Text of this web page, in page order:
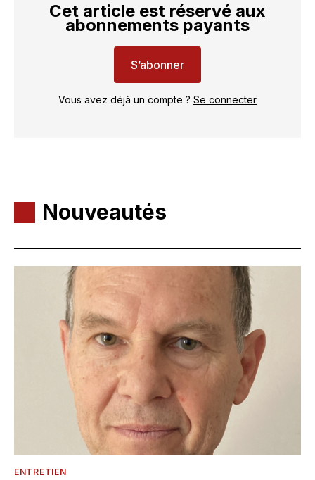
Cet article est réservé aux
abonnements payants
S’abonner
Vous avez déjà un compte ? Se connecter
Nouveautés
ENTRETIEN